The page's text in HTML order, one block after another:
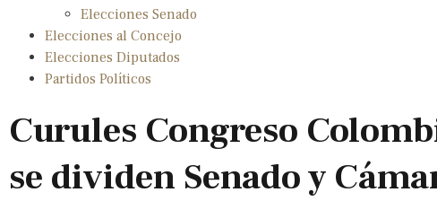
Elecciones Senado
Elecciones al Concejo
Elecciones Diputados
Partidos Políticos
Curules Congreso
se dividen Senado y